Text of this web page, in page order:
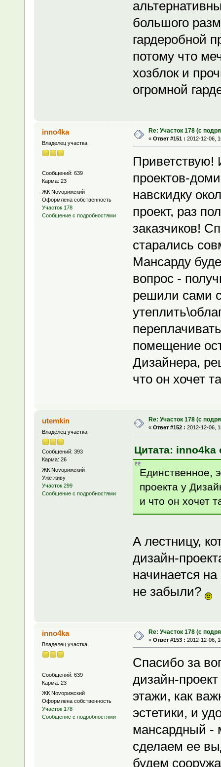
большого
гардеробной
потому что
хозблок и
огромной
inno4ka
Владелец участка
Сообщений: 639
Карма: 23
ЖК Novoрижский
Оформлена собственность
Участок 178
Сообщение с подробностями
Re: Участок 178 (с
« Ответ #151 : 2012-12-06,
Приветствую!
проектов-
навскидку
проект, раз
заказчиков!
старались
Мансарду
вопрос -
решили сами
помещение
Дизайнера,
что он хочет
utemkin
Владелец участка
Сообщений: 393
Карма: 26
ЖК Novoрижский
Уже живу
Участок 299
Сообщение с подробностями
Re: Участок 178 (с
« Ответ #152 : 2012-12-06,
Цитата: inno4ka
Единственное,
проекта у
и что он хочет
А лестницу,
дизайн-
начинается
не забыли?
inno4ka
Владелец участка
Сообщений: 639
Карма: 23
ЖК Novoрижский
Оформлена собственность
Участок 178
Сообщение с подробностями
Re: Участок 178 (с
« Ответ #153 : 2012-12-06,
Спасибо за
дизайн-
этажи, как
эстетики, и
мансардный -
сделаем ее
будем